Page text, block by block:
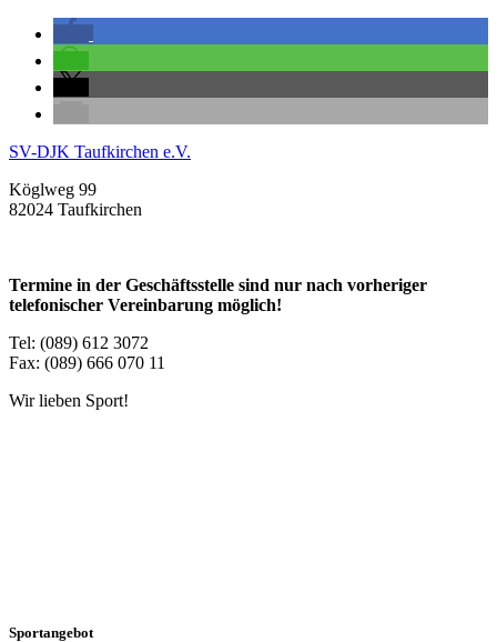
SV-DJK Taufkirchen e.V.
Köglweg 99
82024 Taufkirchen
Termine in der Geschäftsstelle sind nur nach vorheriger
telefonischer Vereinbarung möglich!
Tel: (089) 612 3072
Fax: (089) 666 070 11
Wir lieben Sport!
Sportangebot